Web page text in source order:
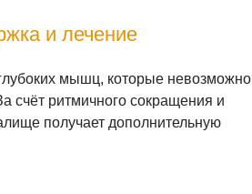
и лечение
мышц, которые невозможно
счёт ритмичного сокращения и
получает дополнительную